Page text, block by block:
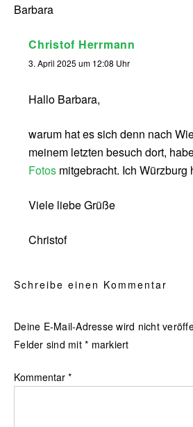
Barbara
Christof Herrmann
3. April 2025 um 12:08 Uhr
Hallo Barbara,
warum hat es sich denn nach
meinem letzten besuch dort,
Fotos mitgebracht. Ich Würzburg
Viele liebe Grüße
Christof
Schreibe einen Kommentar
Deine E-Mail-Adresse wird nicht
Felder sind mit * markiert
Kommentar *